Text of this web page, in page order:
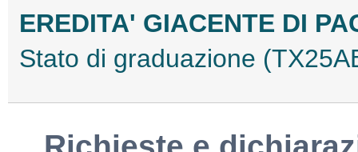
EREDITA' GIACENTE DI
Stato di graduazione